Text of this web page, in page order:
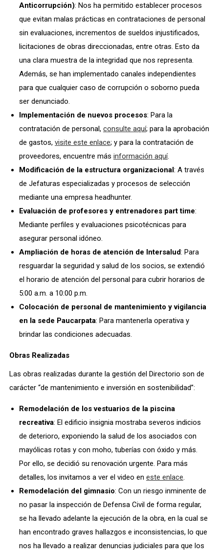
Anticorrupción): Nos ha permitido establecer procesos
que evitan malas prácticas en contrataciones de personal
sin evaluaciones, incrementos de sueldos injustificados,
licitaciones de obras direccionadas, entre otras. Esto da
una clara muestra de la integridad que nos representa.
Además, se han implementado canales independientes
para que cualquier caso de corrupción o soborno pueda
ser denunciado.
Implementación de nuevos procesos: Para la
contratación de personal, consulte aquí; para la aprobación
de gastos, visite este enlace; y para la contratación de
proveedores, encuentre más información aquí.
Modificación de la estructura organizacional: A través
de Jefaturas especializadas y procesos de selección
mediante una empresa headhunter.
Evaluación de profesores y entrenadores part time:
Mediante perfiles y evaluaciones psicotécnicas para
asegurar personal idóneo.
Ampliación de horas de atención de Intersalud: Para
resguardar la seguridad y salud de los socios, se extendió
el horario de atención del personal para cubrir horarios de
5:00 a.m. a 10:00 p.m.
Colocación de personal de mantenimiento y vigilancia
en la sede Paucarpata: Para mantenerla operativa y
brindar las condiciones adecuadas.
Obras Realizadas
Las obras realizadas durante la gestión del Directorio son de
carácter “de mantenimiento e inversión en sostenibilidad”:
Remodelación de los vestuarios de la piscina
recreativa: El edificio insignia mostraba severos indicios
de deterioro, exponiendo la salud de los asociados con
mayólicas rotas y con moho, tuberías con óxido y más.
Por ello, se decidió su renovación urgente. Para más
detalles, los invitamos a ver el video en este enlace.
Remodelación del gimnasio: Con un riesgo inminente de
no pasar la inspección de Defensa Civil de forma regular,
se ha llevado adelante la ejecución de la obra, en la cual se
han encontrado graves hallazgos e inconsistencias, lo que
nos ha llevado a realizar denuncias judiciales para que los